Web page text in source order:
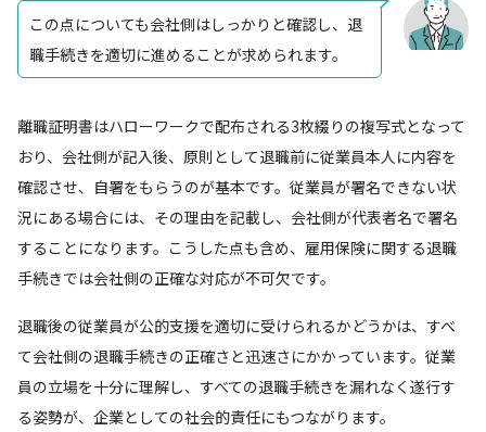
この点についても会社側はしっかりと確認し、退
職手続きを適切に進めることが求められます。
離職証明書はハローワークで配布される3枚綴りの複写式となって
おり、会社側が記入後、原則として退職前に従業員本人に内容を
確認させ、自署をもらうのが基本です。従業員が署名できない状
況にある場合には、その理由を記載し、会社側が代表者名で署名
することになります。こうした点も含め、雇用保険に関する退職
手続きでは会社側の正確な対応が不可欠です。
退職後の従業員が公的支援を適切に受けられるかどうかは、すべ
て会社側の退職手続きの正確さと迅速さにかかっています。従業
員の立場を十分に理解し、すべての退職手続きを漏れなく遂行す
る姿勢が、企業としての社会的責任にもつながります。